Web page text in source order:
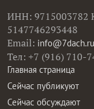
ИНН: 9715003782
5147746293448
Email: info@7dach.ru
Тел: +7 (916) 710-
Главная страница
Сейчас публикуют
Сейчас обсуждают